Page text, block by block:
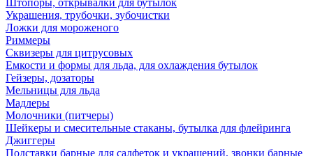
Штопоры, открывалки для бутылок
Украшения, трубочки, зубочистки
Ложки для мороженого
Риммеры
Сквизеры для цитрусовых
Емкости и формы для льда, для охлаждения бутылок
Гейзеры, дозаторы
Мельницы для льда
Мадлеры
Молочники (питчеры)
Шейкеры и смесительные стаканы, бутылка для флейринга
Джиггеры
Подставки барные для салфеток и украшений, звонки барные